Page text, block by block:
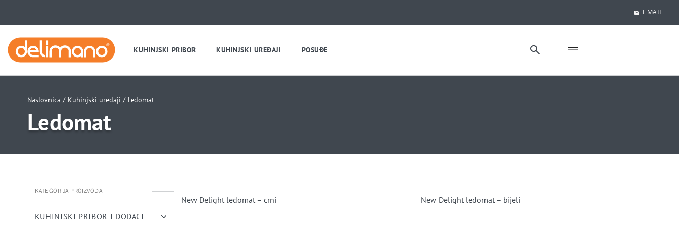
EMAIL
KUHINJSKI PRIBOR KUHINJSKI UREĐAJI POSUĐE
Naslovnica / Kuhinjski uređaji / Ledomat
Ledomat
KATEGORIJA PROIZVODA
KUHINJSKI PRIBOR I DODACI
New Delight ledomat – crni New Delight ledomat – bijeli